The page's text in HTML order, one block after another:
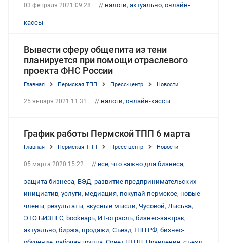
03 февраля 2021 09:28 // налоги, актуально, онлайн-
кассы
Вывести сферу общепита из тени
планируется при помощи отраслевого
проекта ФНС России
Главная Пермская ТПП Пресс-центр Новости
25 января 2021 11:31 // налоги, онлайн-кассы
График работы Пермской ТПП 6 марта
Главная Пермская ТПП Пресс-центр Новости
05 марта 2020 15:22 // все, что важно для бизнеса,
защита бизнеса, ВЭД, развитие предпринимательских
инициатив, услуги, медиация, покупай пермское, новые
члены, результаты, вкусные мысли, Чусовой, Лысьва,
ЭТО БИЗНЕС, bookварь, ИТ-отрасль, бизнес-завтрак,
актуально, биржа, продажи, Съезд ТПП РФ, бизнес-